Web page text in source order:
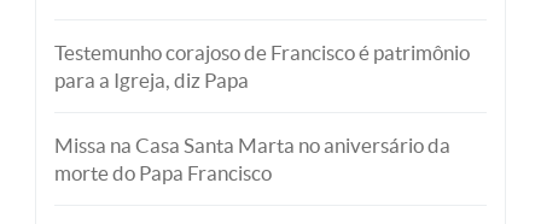
Testemunho corajoso de Francisco é patrimônio
para a Igreja, diz Papa
Missa na Casa Santa Marta no aniversário da
morte do Papa Francisco